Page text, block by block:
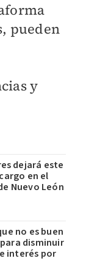
pueden
y
dejará este
en el
Nuevo León
no es buen
disminuir
interés por